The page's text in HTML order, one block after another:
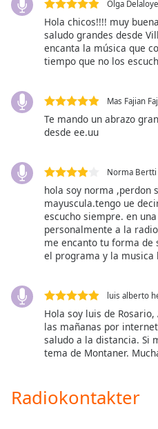
descriptions
selected
subtitles
settings,
opens
subtitles
dialog
subtitles
selected
in-
Picture
Fullscreen
window.
Olga Delaloye
Hola chicos!!!! muy
saludo grandes desde
encanta la música que
tiempo que no los
Mas Fajian
Te mando un abrazo
desde ee.uu
Norma Bertti
hola soy norma ,perdon
mayuscula.tengo ue
escucho siempre. en
personalmente a la
me encanto tu forma
el programa y la musica
luis alberto
Hola soy luis de
las mañanas por
saludo a la distancia. Si
tema de Montaner.
Radiokontakter